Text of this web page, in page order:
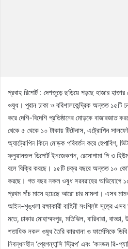
প্রবাহ রিপোর্ট : দেশজুড়ে ছড়িয়ে পড়ছে হাজার
ওষুধ। পুরান ঢাকা ও বরিশালকেন্দ্রিক অন্তত ১৫টি
করে দেশি-বিদেশি প্রতিষ্ঠানের মোড়কে বাজারজাত
থেকে ৫ থেকে ১০ টাকায় টিটেনাস, এট্রোপিন
অ্যাট্রোপিন কিনে মোড়ক পরিবর্তন করে হেপাবিগ,
ফ্লুয়ানজল ডিপোর্ট ইনজেকশন, রেসোগামা পি ও
বলে বিক্রি করছে। ১৫টি চক্র বছরে অন্তত ১০
করছে। গত বছর নকল ওষুধ সরবরাহের অভিযোগে
প্রথম পাঁচ মাসে হয়েছে আরো চার মামলা। এসব
আইন-শৃঙ্খলা রক্ষাকারী বাহিনী সংশ্লিষ্ট সূত্রে
মতে, ঢাকার মোহাম্মদপুর, মতিঝিল, বারিধারা, বাড্ডা,
শতাধিক নকল ওষুধ তৈরি কারখানা ও ফার্মেসিকে
নিবন্ধনহীন ‘প্রেগন্যান্সি স্ট্রিপ’ এবং ‘কনডম রি-